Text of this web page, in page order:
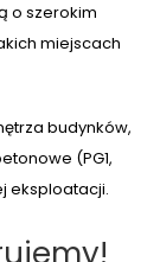
o szerokim
miejscach
budynków,
(PG1,
eksploatacji.